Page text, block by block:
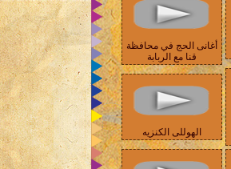
أغانى الحج في محافظة
قنا مع الربابة
الهوللى الكنزيه